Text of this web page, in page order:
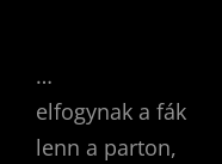
…
elfogynak a fák
lenn a parton,